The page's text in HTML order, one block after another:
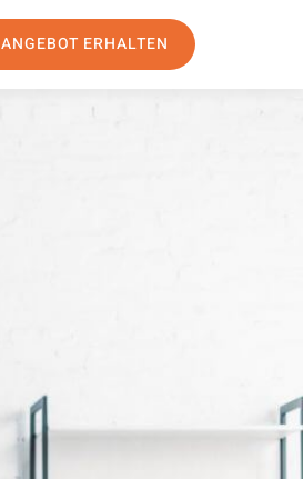
ANGEBOT ERHALTEN